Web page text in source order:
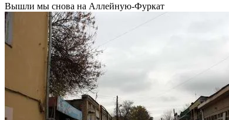
Вышли мы снова на Аллейную-Фуркат